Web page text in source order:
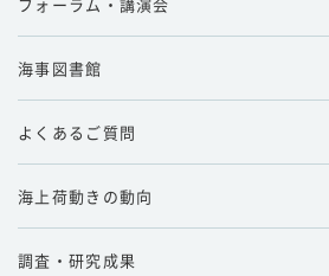
海事図書館
よくあるご質問
海上荷動きの動向
調査・研究成果